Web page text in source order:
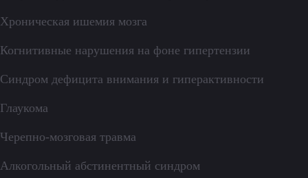
Хроническая ишемия мозга
Когнитивные нарушения на фоне гипертензии
Синдром дефицита внимания и гиперактивности
Глаукома
Черепно-мозговая травма
Алкогольный абстинентный синдром